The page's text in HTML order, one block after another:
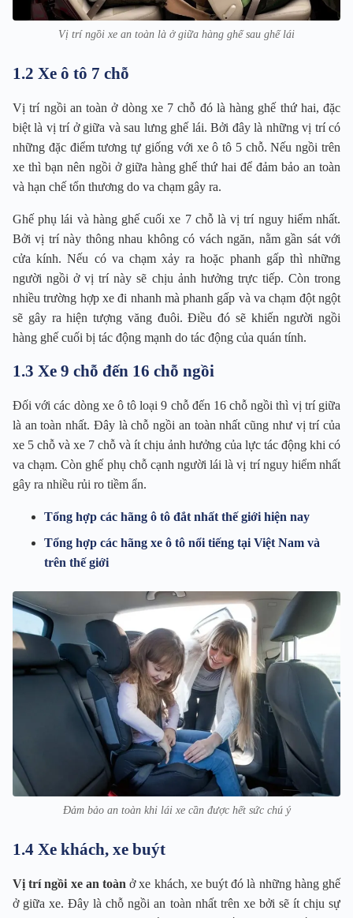
Vị trí ngồi xe an toàn là ở giữa hàng ghế sau ghế lái
1.2 Xe ô tô 7 chỗ
Vị trí ngồi an toàn ở dòng xe 7 chỗ đó là hàng ghế thứ hai, đặc
biệt là vị trí ở giữa và sau lưng ghế lái. Bởi đây là những vị trí có
những đặc điểm tương tự giống với xe ô tô 5 chỗ. Nếu ngồi trên
xe thì bạn nên ngồi ở giữa hàng ghế thứ hai để đảm bảo an toàn
và hạn chế tổn thương do va chạm gây ra.
Ghế phụ lái và hàng ghế cuối xe 7 chỗ là vị trí nguy hiểm nhất.
Bởi vị trí này thông nhau không có vách ngăn, nằm gần sát với
cửa kính. Nếu có va chạm xảy ra hoặc phanh gấp thì những
người ngồi ở vị trí này sẽ chịu ảnh hưởng trực tiếp. Còn trong
nhiều trường hợp xe đi nhanh mà phanh gấp và va chạm đột ngột
sẽ gây ra hiện tượng văng đuôi. Điều đó sẽ khiến người ngồi
hàng ghế cuối bị tác động mạnh do tác động của quán tính.
1.3 Xe 9 chỗ đến 16 chỗ ngồi
Đối với các dòng xe ô tô loại 9 chỗ đến 16 chỗ ngồi thì vị trí giữa
là an toàn nhất. Đây là chỗ ngồi an toàn nhất cũng như vị trí của
xe 5 chỗ và xe 7 chỗ và ít chịu ảnh hưởng của lực tác động khi có
va chạm. Còn ghế phụ chỗ cạnh người lái là vị trí nguy hiểm nhất
gây ra nhiều rủi ro tiềm ẩn.
Tổng hợp các hãng ô tô đắt nhất thế giới hiện nay
Tổng hợp các hãng xe ô tô nổi tiếng tại Việt Nam và
trên thế giới
Đảm bảo an toàn khi lái xe cần được hết sức chú ý
1.4 Xe khách, xe buýt
Vị trí ngồi xe an toàn ở xe khách, xe buýt đó là những hàng ghế
ở giữa xe. Đây là chỗ ngồi an toàn nhất trên xe bởi sẽ ít chịu sự